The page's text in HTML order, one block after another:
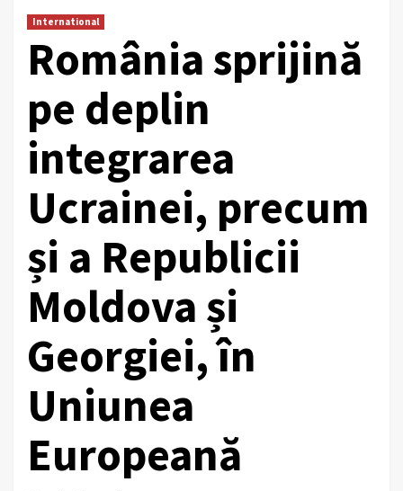
International
România sprijină
pe deplin
integrarea
Ucrainei, precum
și a Republicii
Moldova și
Georgiei, în
Uniunea
Europeană